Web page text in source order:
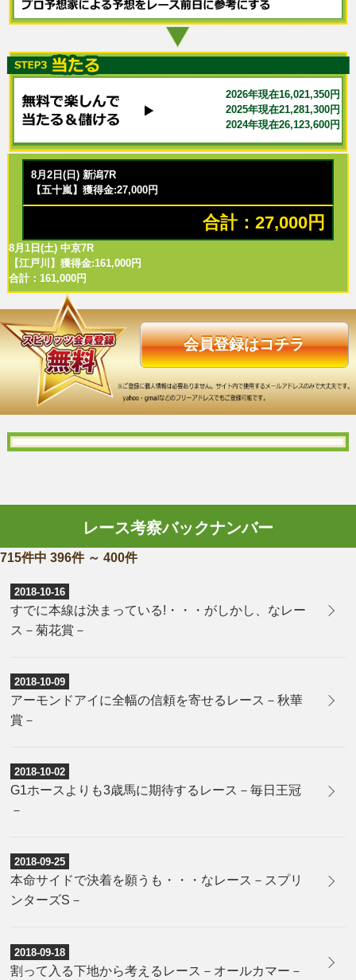
2026年現在16,021,350円
2025年現在21,281,300円
2024年現在26,123,600円
8月2日(日) 新潟7R
【五十嵐】獲得金:27,000円
合計：27,000円
8月1日(土) 中京7R
【江戸川】獲得金:161,000円
合計：161,000円
会員登録はコチラ
レース考察バックナンバー
715件中 396件 ～ 400件
2018-10-16
すでに本線は決まっている!・・・がしかし、なレー
ス－菊花賞－
2018-10-09
アーモンドアイに全幅の信頼を寄せるレース－秋華
賞－
2018-10-02
G1ホースよりも3歳馬に期待するレース－毎日王冠
－
2018-09-25
本命サイドで決着を願うも・・・なレース－スプリ
ンターズS－
2018-09-18
割って入る下地から考えるレース－オールカマー－